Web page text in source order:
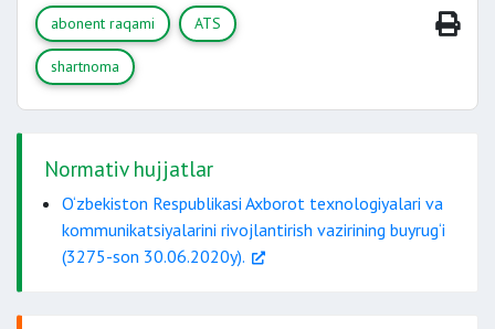
kirmaganda;
to‘liq
abonent raqami ATS
shartnoma
Normativ hujjatlar
O‘zbekiston Respublikasi Axborot texnologiyalari va
kommunikatsiyalarini rivojlantirish vazirining buyrug‘i
(3275-son 30.06.2020y).